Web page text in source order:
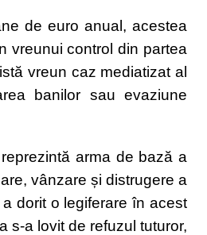
de euro anual, acestea
vreunui control din partea
vreun caz mediatizat al
banilor sau evaziune
arma de bază a
vânzare și distrugere a
dorit o legiferare în acest
s-a lovit de refuzul tuturor,